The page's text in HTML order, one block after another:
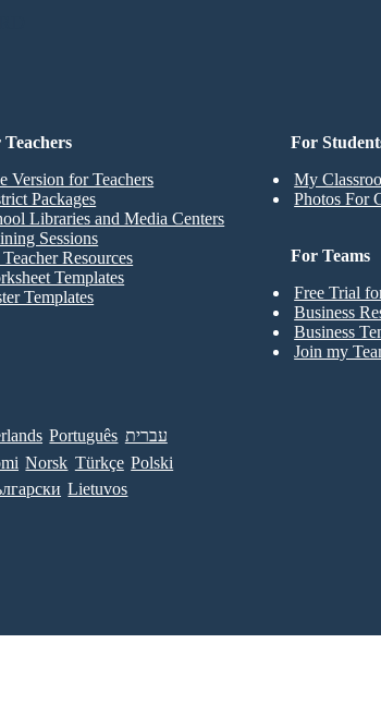
For
My
Photos For
Version for Teachers
Packages
Libraries and Media Centers
Sessions
Resources
Templates
Templates
For Teams
Free Trial
Business
Business
Join my
Português עברית
Norsk Türkçe Polski
Lietuvos